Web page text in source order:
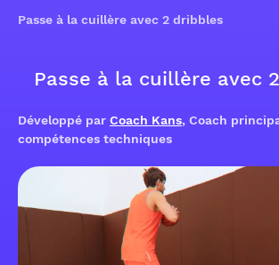
Passe à la cuillère avec 2 dribbles
Passe à la cuillère avec
Développé par Coach Kans, Coach
compétences techniques